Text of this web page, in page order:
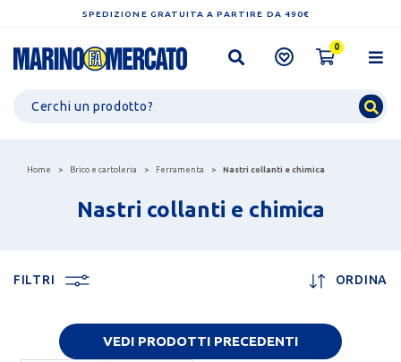
SPEDIZIONE GRATUITA A PARTIRE DA 490€
0
Home Brico e cartoleria Ferramenta Nastri collanti e chimica
Nastri collanti e chimica
FILTRI ORDINA
VEDI PRODOTTI PRECEDENTI